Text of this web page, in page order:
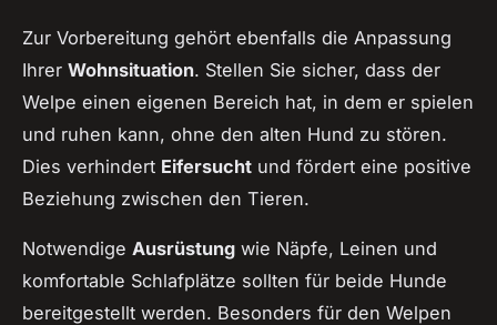
Zur Vorbereitung gehört ebenfalls die Anpassung
Ihrer Wohnsituation. Stellen Sie sicher, dass der
Welpe einen eigenen Bereich hat, in dem er spielen
und ruhen kann, ohne den alten Hund zu stören.
Dies verhindert Eifersucht und fördert eine positive
Beziehung zwischen den Tieren.
Notwendige Ausrüstung wie Näpfe, Leinen und
komfortable Schlafplätze sollten für beide Hunde
bereitgestellt werden. Besonders für den Welpen